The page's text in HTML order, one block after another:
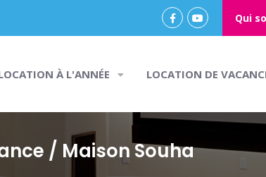
Qui
À L'ANNÉE LOCATION DE
/ Maison Souha